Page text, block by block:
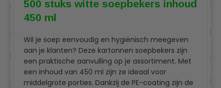
500 stuks witte soepbekers inhoud
450 ml
Wil je soep eenvoudig en hygiënisch meegeven
aan je klanten? Deze kartonnen soepbekers zijn
een praktische aanvulling op je assortiment. Met
een inhoud van 450 ml zijn ze ideaal voor
middelgrote porties. Dankzij de PE-coating zijn de